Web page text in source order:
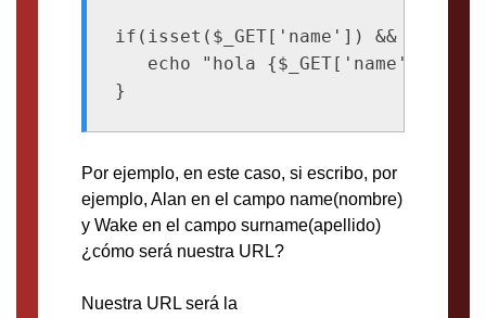
if(isset($_GET['name']) &&
echo "hola {$_GET['name']}
Por ejemplo, en este caso, si escribo, por
ejemplo, Alan en el campo name(nombre)
y Wake en el campo surname(apellido)
¿cómo será nuestra URL?
Nuestra URL será la